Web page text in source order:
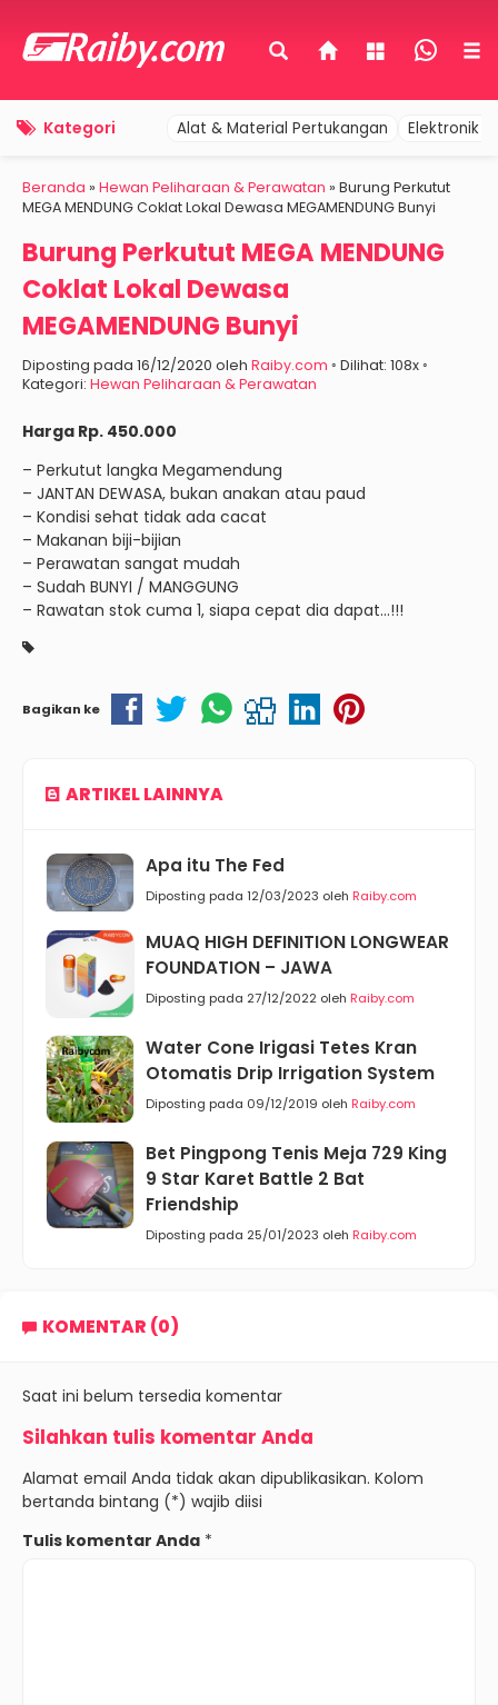
Kategori Alat & Material Pertukangan Elektronik
Beranda » Hewan Peliharaan & Perawatan » Burung Perkutut
MEGA MENDUNG Coklat Lokal Dewasa MEGAMENDUNG Bunyi
Burung Perkutut MEGA MENDUNG
Coklat Lokal Dewasa
MEGAMENDUNG Bunyi
Diposting pada 16/12/2020 oleh Raiby.com ◦ Dilihat: 108x ◦
Kategori: Hewan Peliharaan & Perawatan
Harga Rp. 450.000
– Perkutut langka Megamendung
– JANTAN DEWASA, bukan anakan atau paud
– Kondisi sehat tidak ada cacat
– Makanan biji-bijian
– Perawatan sangat mudah
– Sudah BUNYI / MANGGUNG
– Rawatan stok cuma 1, siapa cepat dia dapat…!!!
Bagikan ke
ARTIKEL LAINNYA
Apa itu The Fed
Diposting pada 12/03/2023 oleh Raiby.com
MUAQ HIGH DEFINITION LONGWEAR
FOUNDATION – JAWA
Diposting pada 27/12/2022 oleh Raiby.com
Water Cone Irigasi Tetes Kran
Otomatis Drip Irrigation System
Diposting pada 09/12/2019 oleh Raiby.com
Bet Pingpong Tenis Meja 729 King
9 Star Karet Battle 2 Bat
Friendship
Diposting pada 25/01/2023 oleh Raiby.com
KOMENTAR (0)
Saat ini belum tersedia komentar
Silahkan tulis komentar Anda
Alamat email Anda tidak akan dipublikasikan. Kolom
bertanda bintang (*) wajib diisi
Tulis komentar Anda *